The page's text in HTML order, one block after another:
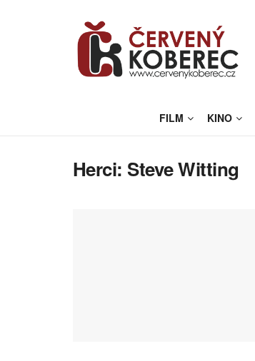
FILM KINO
Herci: Steve Witting